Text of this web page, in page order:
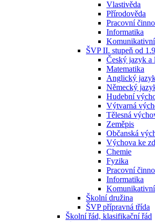
Vlastivěda
Přírodověda
Pracovní
Informatika
ŠVP II. stupeň od
Český jazyk a
Matematika
Anglický
Německý
Hudební
Výtvarná
Tělesná
Zeměpis
Občanská
Výchova ke
Chemie
Fyzika
Pracovní
Informatika
Školní družina
ŠVP přípravná třída
Školní řád, klasifikační řád